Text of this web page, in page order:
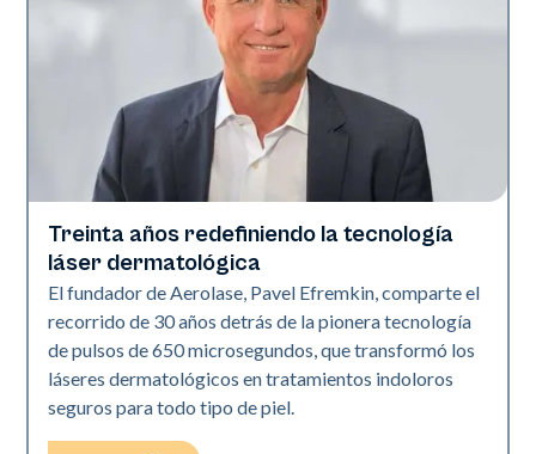
Industria
Treinta años redefiniendo la tecnología
láser dermatológica
El fundador de Aerolase, Pavel Efremkin, comparte el
recorrido de 30 años detrás de la pionera tecnología
de pulsos de 650 microsegundos, que transformó los
láseres dermatológicos en tratamientos indoloros
seguros para todo tipo de piel.